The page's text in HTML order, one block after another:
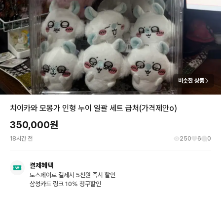
비슷한 상품
치이카와 모몽가 인형 누이 일괄 세트 급처(가격제안o)
350,000원
18시간 전 250 6 0
결제혜택
토스페이로 결제시 5천원 즉시 할인
삼성카드 링크 10% 청구할인